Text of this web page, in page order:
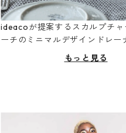
ideacoが提案するスカルプチャ
ーチのミニマルデザインドレー
もっと見る